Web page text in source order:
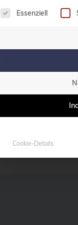
E-
Es folgt eine
Essenziell
Cookie-Details